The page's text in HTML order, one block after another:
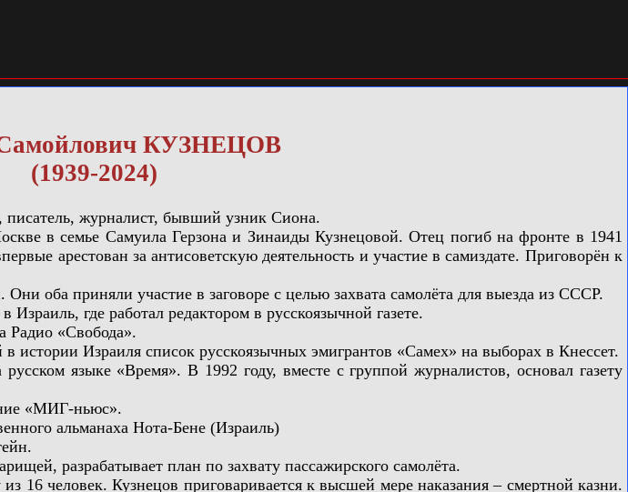
КУЗНЕЦОВ
(1939-2024)
писатель, журналист, бывший узник Сиона.
в семье Самуила Герзона и Зинаиды Кузнецовой. Отец погиб на фронте в 1941
арестован за антисоветскую деятельность и участие в самиздате. Приговорён к
оба приняли участие в заговоре с целью захвата самолёта для выезда из СССР.
где работал редактором в русскоязычной газете.
Радио «Свобода».
Израиля список русскоязычных эмигрантов «Самех» на выборах в Кнессет.
языке «Время». В 1992 году, вместе с группой журналистов, основал газету
«МИГ-ньюс».
альманаха Нота-Бене (Израиль)
разрабатывает план по захвату пассажирского самолёта.
человек. Кузнецов приговаривается к высшей мере наказания – смертной казни.